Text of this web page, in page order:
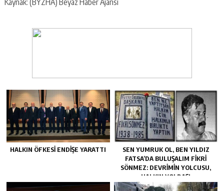
HALKIN ÖFKESI ENDIŞE YARATTI
SEN YUMRUK OL, BEN YILDIZ
FATSA’DA BULUŞALIM FIKRI
SÖNMEZ: DEVRIMIN YOLCUSU,
HALKIN YOLDAŞI